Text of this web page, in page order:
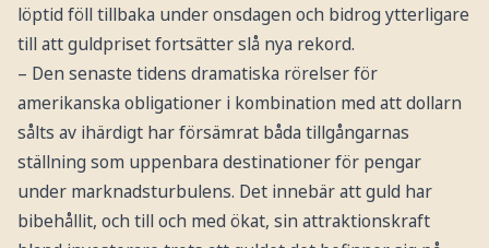
löptid föll tillbaka under onsdagen och bidrog ytterligare
till att guldpriset fortsätter slå nya rekord.
– Den senaste tidens dramatiska rörelser för
amerikanska obligationer i kombination med att dollarn
sålts av ihärdigt har försämrat båda tillgångarnas
ställning som uppenbara destinationer för pengar
under marknadsturbulens. Det innebär att guld har
bibehållit, och till och med ökat, sin attraktionskraft